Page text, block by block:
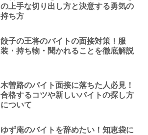
の上手な切り出し方と決意する勇気の
持ち方
餃子の王将のバイトの面接対策！服
装・持ち物・聞かれることを徹底解説
木曽路のバイト面接に落ちた人必見！
合格するコツや新しいバイトの探し方
について
ゆず庵のバイトを辞めたい！知恵袋に